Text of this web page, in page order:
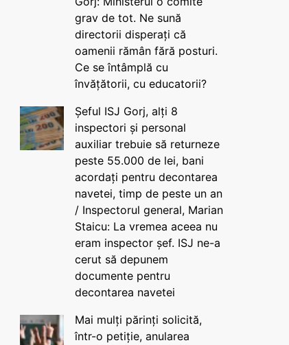
grav de tot. Ne sună
directorii disperați că
oamenii rămân fără posturi.
Ce se întâmplă cu
învățătorii, cu educatorii?
Șeful ISJ Gorj, alți 8
inspectori și personal
auxiliar trebuie să returneze
peste 55.000 de lei, bani
acordați pentru decontarea
navetei, timp de peste un an
/ Inspectorul general, Marian
Staicu: La vremea aceea nu
eram inspector șef. ISJ ne-a
cerut să depunem
documente pentru
decontarea navetei
Mai mulți părinți solicită,
într-o petiție, anularea